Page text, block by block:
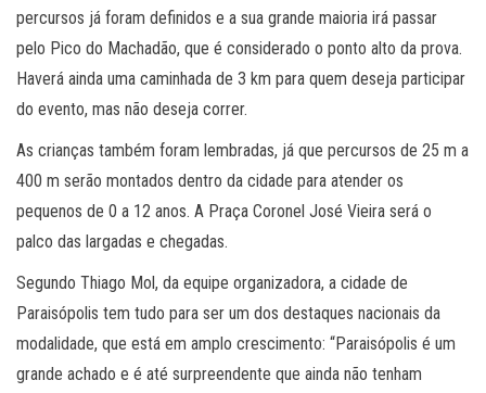
percursos já foram definidos e a sua grande maioria irá passar
pelo Pico do Machadão, que é considerado o ponto alto da prova.
Haverá ainda uma caminhada de 3 km para quem deseja participar
do evento, mas não deseja correr.
As crianças também foram lembradas, já que percursos de 25 m a
400 m serão montados dentro da cidade para atender os
pequenos de 0 a 12 anos. A Praça Coronel José Vieira será o
palco das largadas e chegadas.
Segundo Thiago Mol, da equipe organizadora, a cidade de
Paraisópolis tem tudo para ser um dos destaques nacionais da
modalidade, que está em amplo crescimento: “Paraisópolis é um
grande achado e é até surpreendente que ainda não tenham